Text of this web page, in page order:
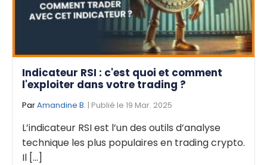
Indicateur RSI : c'est quoi et comment
l'exploiter dans votre trading ?
ParAmandine B. | Publié le 19 Mar. 2025
L’indicateur RSI est l’un des outils d’analyse
technique les plus populaires en trading crypto.
Il [...]